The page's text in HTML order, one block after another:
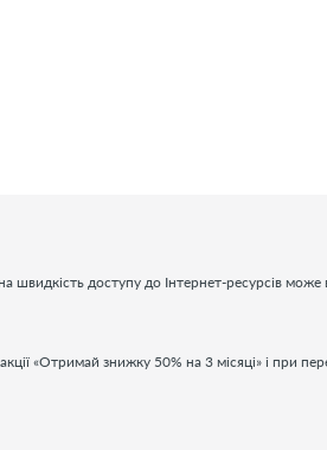
доступу до Інтернет-ресурсів може
«Отримай знижку 50% на 3 місяці» і при